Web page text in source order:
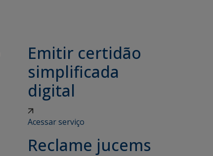
Emitir certidão
simplificada
digital
Acessar serviço
Reclame jucems